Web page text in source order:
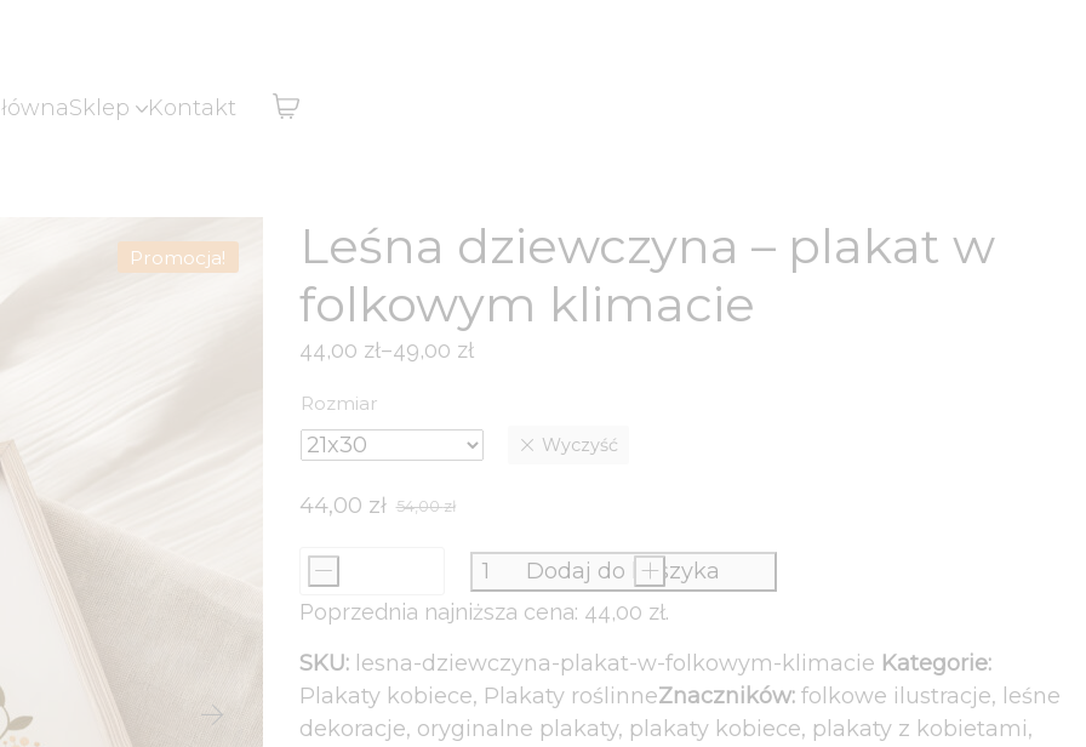
Sklep Kontakt
Promocja!
Leśna dziewczyna – plakat w
folkowym klimacie
44,00 zł–49,00 zł
Zakres
cen:
od
44,00 zł
do
Rozmiar
Wyczyść
54,00zł
Pierwotna
cena
wynosiła:
54,00 zł.
44,00 zł
Aktualna
cena
wynosi:
44,00 zł.
ilość
Leśna
dziewczyna
-
plakat
- +
Dodaj do koszyka
Poprzednia najniższa cena: 44,00 zł.
SKU: lesna-dziewczyna-plakat-w-folkowym-klimacie Kategorie:
Plakaty kobiece, Plakaty roślinneZnaczników: folkowe ilustracje, leśne
dekoracje, oryginalne plakaty, plakaty kobiece, plakaty z kobietami,